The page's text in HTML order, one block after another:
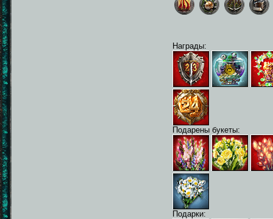
Награды:
Подарены букеты:
Подарки: